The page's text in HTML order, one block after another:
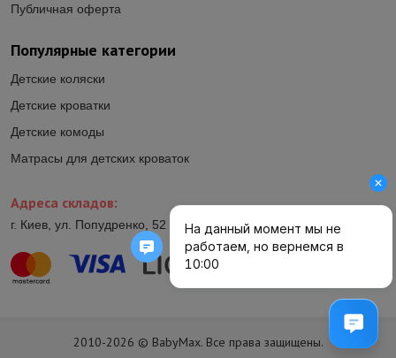
Популярные категории
Детские коляски
Детские кроватки
Детские комоды
Матрасы для детских кроваток
Публичная оферта
Адреса складов:
г. Киев, ул. Попудренко, 52 (ул.Гетьмана Павла Полуботка, 52)
2010-2026 © BabyMax. Все права защищены.